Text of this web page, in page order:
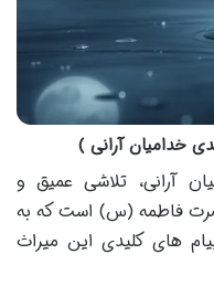
خدامیان آرانی )
آرانی، تلاشی عمیق و
فاطمه (س) است که به
های کلیدی این میراث